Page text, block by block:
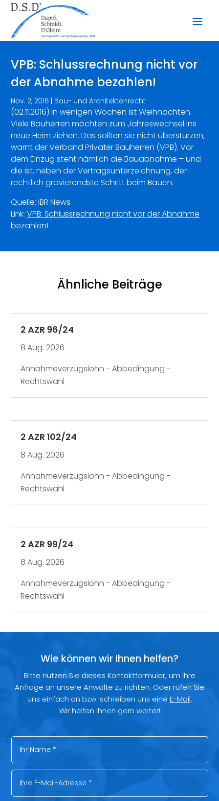
VPB: Schlussrechnung nicht vor
der Abnahme bezahlen!
Nov. 2, 2016 | Bau- und Architektenrecht
(02.11.2016) In wenigen Wochen ist Weihnachten.
Viele Bauherren möchten zum Jahreswechsel ins
neue Heim ziehen. Das sollten sie nicht überstürzen,
warnt der Verband Privater Bauherren (VPB). Vor
dem Einzug steht nämlich die Bauabnahme – und
die ist, neben der Vertragsunterzeichnung, der
rechtlich gravierendste Schritt beim Bauen.
Quelle: IBR News
Link:VPB: Schlussrechnung nicht vor der Abnahme
bezahlen!
Ähnliche Beiträge
2 AZR 96/24
8 Aug. 2026
Annahmeverzugslohn - Abbedingung -
Rechtswahl
2 AZR 102/24
8 Aug. 2026
Annahmeverzugslohn - Abbedingung -
Rechtswahl
2 AZR 99/24
8 Aug. 2026
Annahmeverzugslohn - Abbedingung -
Rechtswahl
Wie können wir Ihnen helfen?
Bitte nutzen Sie dieses Kontaktformular, um Ihre
Anfrage an unsere Anwälte zu richten. Oder rufen Sie
uns einfach an bzw. schreiben uns eine E-Mail.
Wir helfen Ihnen gern weiter!